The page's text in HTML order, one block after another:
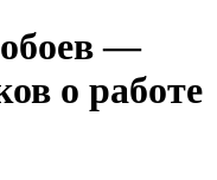
—
о работе